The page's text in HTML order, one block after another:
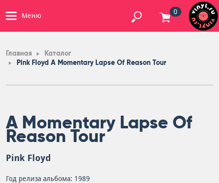
Меню 0
Главная
Каталог
Pink Floyd A Momentary Lapse Of Reason Tour
A Momentary Lapse Of
Reason Tour
Pink Floyd
Год релиза альбома: 1989